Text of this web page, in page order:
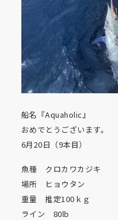
船名『Aquaholic』
おめでとうございます。
6月20日（9本目）
魚種 クロカワカジキ
場所 ヒョウタン
重量 推定100ｋｇ
ライン 80lb